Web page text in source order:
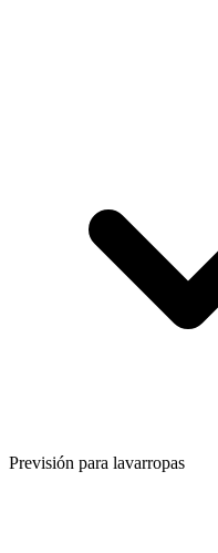
Previsión para lavarropas